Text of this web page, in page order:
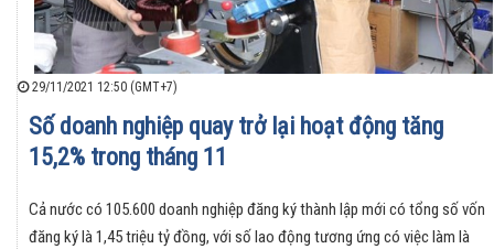
29/11/2021 12:50 (GMT+7)
Số doanh nghiệp quay trở lại hoạt động tăng
15,2% trong tháng 11
Cả nước có 105.600 doanh nghiệp đăng ký thành lập mới có tổng số vốn
đăng ký là 1,45 triệu tỷ đồng, với số lao động tương ứng có việc làm là